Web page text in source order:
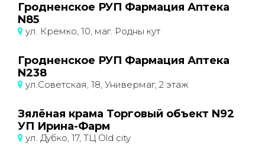
Гродненское РУП Фармация Аптека
N85
ул. Кремко, 10, маг. Родны кут
Гродненское РУП Фармация Аптека
N238
ул.Советская, 18, Универмаг, 2 этаж
Зялёная крама Торговый объект N92
УП Ирина-Фарм
ул. Дубко, 17, ТЦ Old city